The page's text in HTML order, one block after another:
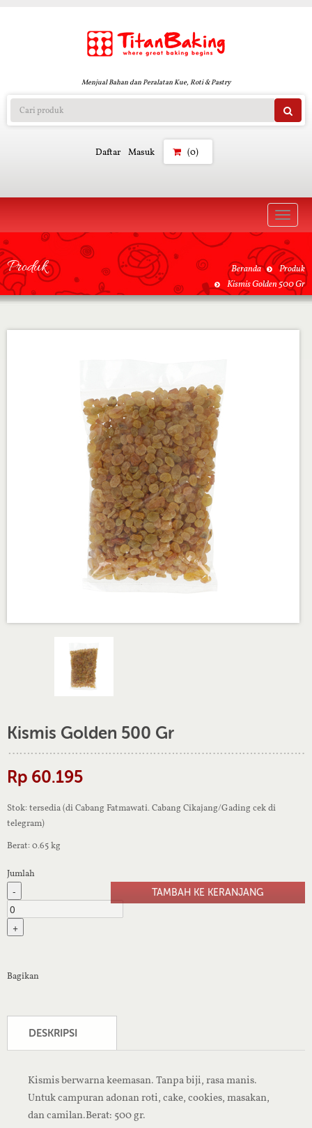
Menjual Bahan dan Peralatan Kue, Roti & Pastry
Daftar Masuk (0)
Toggle
Produk Beranda
Produk
Kismis Golden 500 Gr
Kismis Golden 500 Gr
Rp 60.195
Stok: tersedia (di Cabang Fatmawati. Cabang Cikajang/Gading cek di
telegram)
Berat: 0.65 kg
Jumlah
-
+
Bagikan
DESKRIPSI
Kismis berwarna keemasan. Tanpa biji, rasa manis.
Untuk campuran adonan roti, cake, cookies, masakan,
dan camilan.Berat: 500 gr.